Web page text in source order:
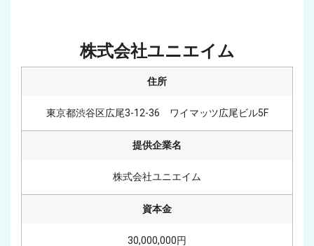
株式会社ユニエイム
住所
東京都渋谷区広尾3-12-36　ワイマッツ広尾ビル5F
提供企業名
株式会社ユニエイム
資本金
30,000,000円